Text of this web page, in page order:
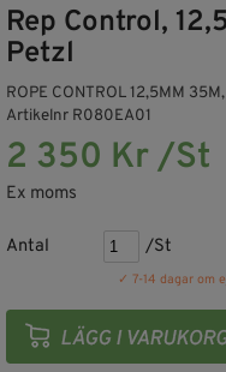
Rep Control,
Petzl
ROPE CONTROL 12,5MM
Artikelnr R080EA01
2 350 Kr /St
Ex moms
Antal /St
✓ 7-14 dagar om